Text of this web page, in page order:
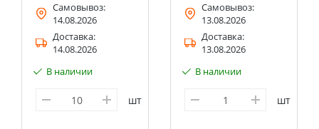
Самовывоз:
14.08.2026
Доставка:
14.08.2026
В наличии
шт
Самовывоз:
13.08.2026
Доставка:
13.08.2026
В наличии
шт